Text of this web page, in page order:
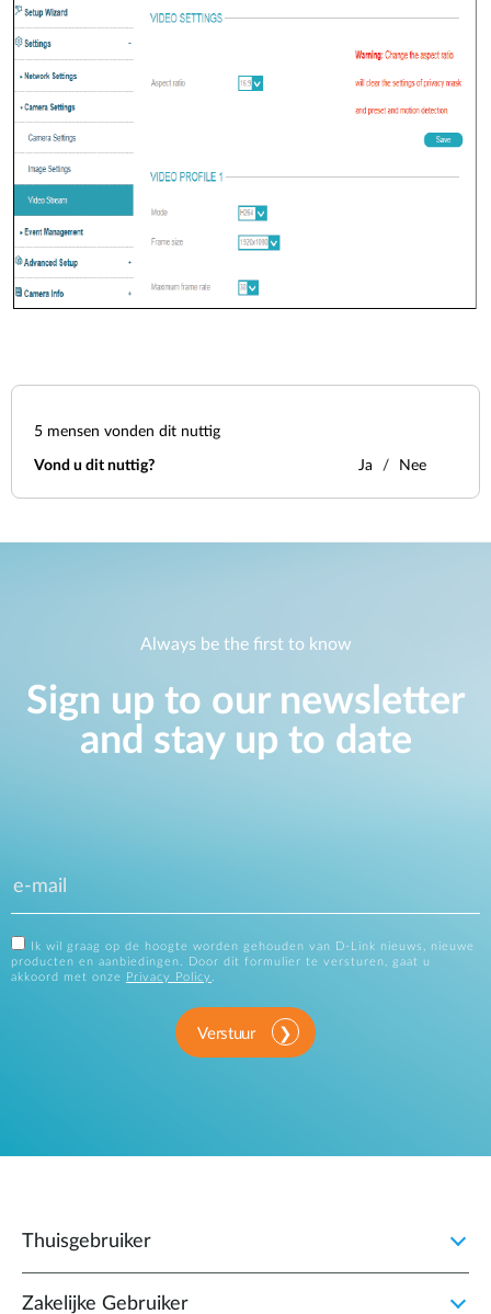
5 mensen vonden dit nuttig
Vond u dit nuttig? Ja Nee
Always be the first to know
Sign up to our newsletter
and stay up to date
Ik wil graag op de hoogte worden gehouden van D-Link nieuws, nieuwe
producten en aanbiedingen. Door dit formulier te versturen, gaat u
akkoord met onze
Privacy Policy .
Verstuur
Thuisgebruiker
Zakelijke Gebruiker